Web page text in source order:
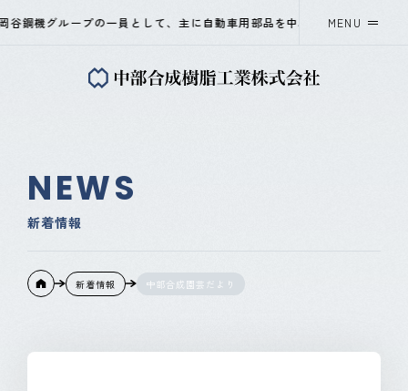
グループの一員として、主に自動車用部品を中心に、プラスチック射
MENU
中部合成樹脂工業について
会社概要
ニュース
OKAYA&CO.,LTD Instagram
NEWS
新着情報
新着情報 中部合成園芸だより